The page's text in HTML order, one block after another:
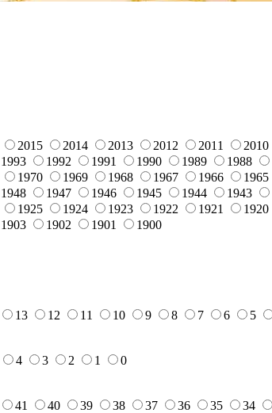
2015 2014 2013 2012 2011 2010
1993 1992 1991 1990 1989 1988
1970 1969 1968 1967 1966 1965
1948 1947 1946 1945 1944 1943
1925 1924 1923 1922 1921 1920
1903 1902 1901 1900
13 12 11 10 9 8 7 6 5
4 3 2 1 0
41 40 39 38 37 36 35 34